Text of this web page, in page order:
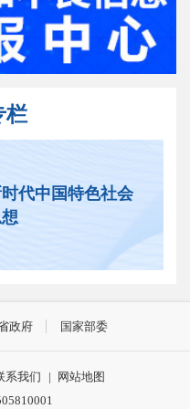
栏
代中国特色社会
政府 国家部委
系我们 |
网站地图